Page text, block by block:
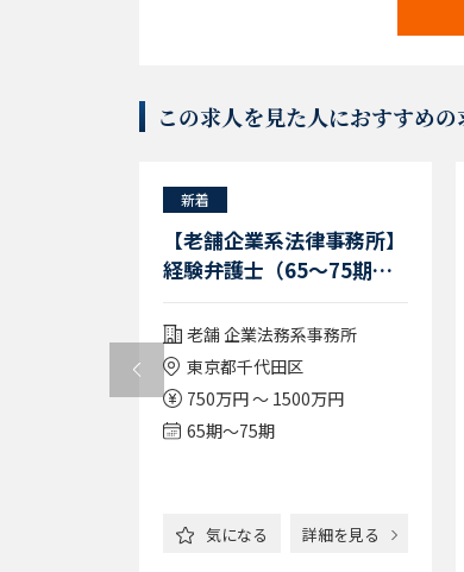
この求人を見た人におすすめの
新着
【老舗企業系法律事務所】
経験弁護士（65～75期）
ート週2～3／フレックス
／働きやすい環境◎
老舗 企業法務系事務所
東京都千代田区
750万円 ～ 1500万円
65期〜75期
気になる 詳細を見る